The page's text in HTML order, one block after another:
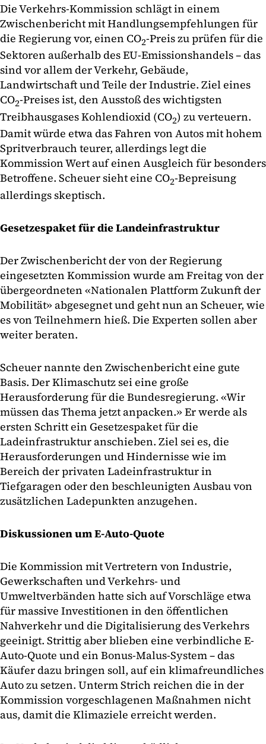
Die Verkehrs-Kommission schlägt in einem
Zwischenbericht mit Handlungsempfehlungen für
die Regierung vor, einen CO2-Preis zu prüfen für die
Sektoren außerhalb des EU-Emissionshandels – das
sind vor allem der Verkehr, Gebäude,
Landwirtschaft und Teile der Industrie. Ziel eines
CO2-Preises ist, den Ausstoß des wichtigsten
Treibhausgases Kohlendioxid (CO2) zu verteuern.
Damit würde etwa das Fahren von Autos mit hohem
Spritverbrauch teurer, allerdings legt die
Kommission Wert auf einen Ausgleich für besonders
Betroffene. Scheuer sieht eine CO2-Bepreisung
allerdings skeptisch.
Gesetzespaket für die Landeinfrastruktur
Der Zwischenbericht der von der Regierung
eingesetzten Kommission wurde am Freitag von der
übergeordneten «Nationalen Plattform Zukunft der
Mobilität» abgesegnet und geht nun an Scheuer, wie
es von Teilnehmern hieß. Die Experten sollen aber
weiter beraten.
Scheuer nannte den Zwischenbericht eine gute
Basis. Der Klimaschutz sei eine große
Herausforderung für die Bundesregierung. «Wir
müssen das Thema jetzt anpacken.» Er werde als
ersten Schritt ein Gesetzespaket für die
Ladeinfrastruktur anschieben. Ziel sei es, die
Herausforderungen und Hindernisse wie im
Bereich der privaten Ladeinfrastruktur in
Tiefgaragen oder den beschleunigten Ausbau von
zusätzlichen Ladepunkten anzugehen.
Diskussionen um E-Auto-Quote
Die Kommission mit Vertretern von Industrie,
Gewerkschaften und Verkehrs- und
Umweltverbänden hatte sich auf Vorschläge etwa
für massive Investitionen in den öffentlichen
Nahverkehr und die Digitalisierung des Verkehrs
geeinigt. Strittig aber blieben eine verbindliche E-
Auto-Quote und ein Bonus-Malus-System – das
Käufer dazu bringen soll, auf ein klimafreundliches
Auto zu setzen. Unterm Strich reichen die in der
Kommission vorgeschlagenen Maßnahmen nicht
aus, damit die Klimaziele erreicht werden.